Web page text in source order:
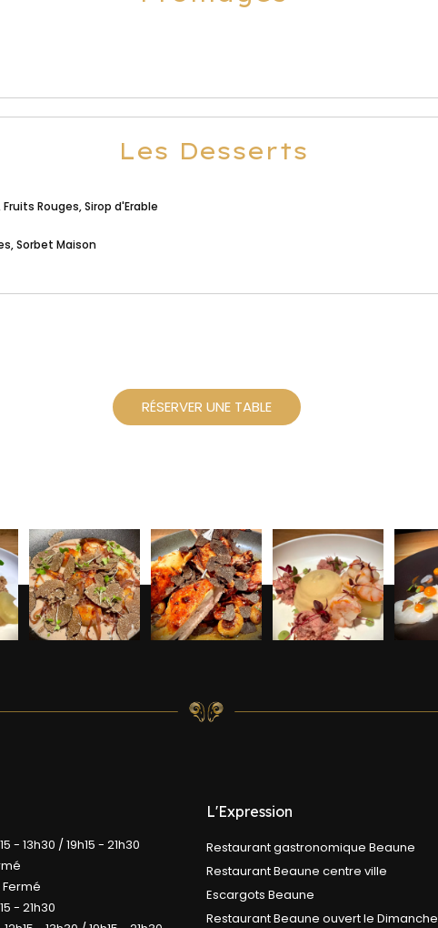
Les Desserts
Rouges, Sirop d'Erable
Sorbet Maison
RÉSERVER UNE TABLE
- 13h30 / 19h15 - 21h30
Fermé
- 21h30
L'Expression
Restaurant gastronomique Beaune
Restaurant Beaune centre ville
Escargots Beaune
Restaurant Beaune ouvert le Dimanche